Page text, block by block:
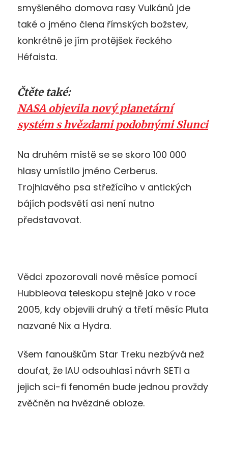
smyšleného domova rasy Vulkánů jde
také o jméno člena římských božstev,
konkrétně je jím protějšek řeckého
Héfaista.
Čtěte také:
NASA objevila nový planetární
systém s hvězdami podobnými Slunci
Na druhém místě se se skoro 100 000
hlasy umístilo jméno Cerberus.
Trojhlavého psa střežícího v antických
bájích podsvětí asi není nutno
představovat.
Vědci zpozorovali nové měsíce pomocí
Hubbleova teleskopu stejně jako v roce
2005, kdy objevili druhý a třetí měsíc Pluta
nazvané Nix a Hydra.
Všem fanouškům Star Treku nezbývá než
doufat, že IAU odsouhlasí návrh SETI a
jejich sci-fi fenomén bude jednou provždy
zvěčněn na hvězdné obloze.